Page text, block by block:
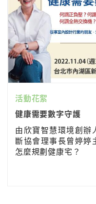
活動花絮
健康需要數字守護
由欣寶智慧環境創辦
斷協會理事長曾婷婷
怎麼規劃健康宅？